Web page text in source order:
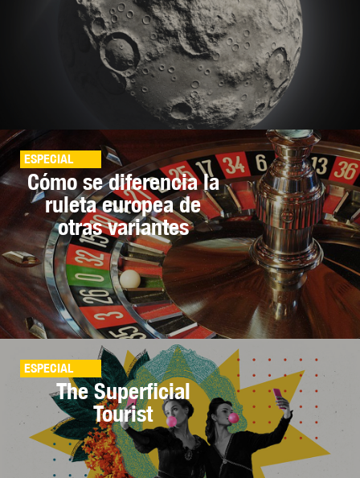
ESPECIAL
Cómo se diferencia la
ruleta europea de
otras variantes
ESPECIAL
The Superficial
Tourist